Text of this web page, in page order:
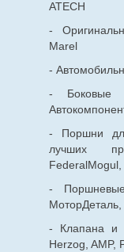
ATECH
-
Marel
-
- Боковые
- Поршни
лучших
-
- Клапана и
Herzog, AMP,